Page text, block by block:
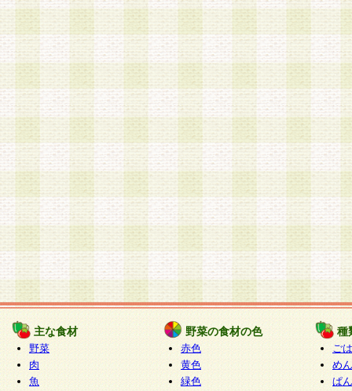
主な食材
野菜
肉
魚
野菜の食材の色
赤色
黄色
緑色
種
ご
めん
ぱん